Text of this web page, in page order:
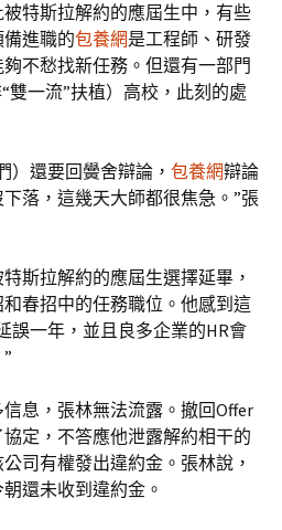
特斯拉解約的應屆生中，有些
進職的包養網是工程師、研發
不愁找新任務。但還有一部門
雙一流”扶植）高校，此刻的處
）還要回黌舍辯論， 包養網辯論
落，這幾天大師都很焦急。”張
斯拉解約的應屆生選擇延畢，
春招中的任務職位。他感到這
誤一年，並且良多企業的HR會
息，張林無法流露。撤回Offer
定，不答應他泄露解約相干的
司有權發出違約金。張林說，
還未收到違約金。